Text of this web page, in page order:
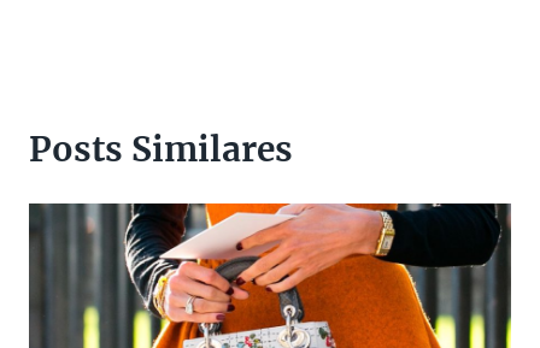
Posts Similares